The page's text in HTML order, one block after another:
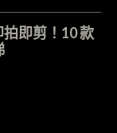
拍即剪！10 款